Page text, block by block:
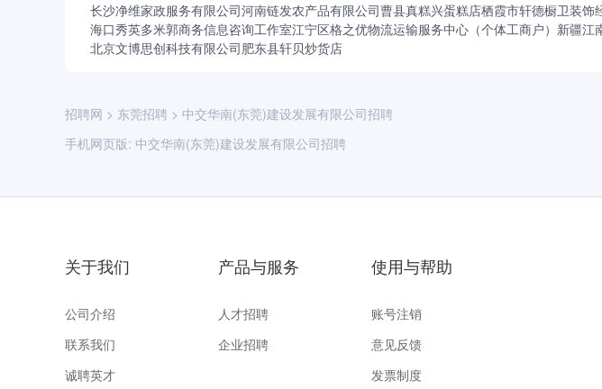
长沙净维家政服务有限公司河南链发农产品有限公司曹县真糕兴蛋糕店栖霞市轩德橱卫装饰
海口秀英多米郭商务信息咨询工作室江宁区格之优物流运输服务中心（个体工商户） 新疆江
北京文博思创科技有限公司肥东县轩贝炒货店
招聘网 > 东莞招聘 > 中交华南(东莞)建设发展有限公司招聘
手机网页版: 中交华南(东莞)建设发展有限公司招聘
关于我们
公司介绍
联系我们
诚聘英才
产品与服务
人才招聘
企业招聘
使用与帮助
账号注销
意见反馈
发票制度